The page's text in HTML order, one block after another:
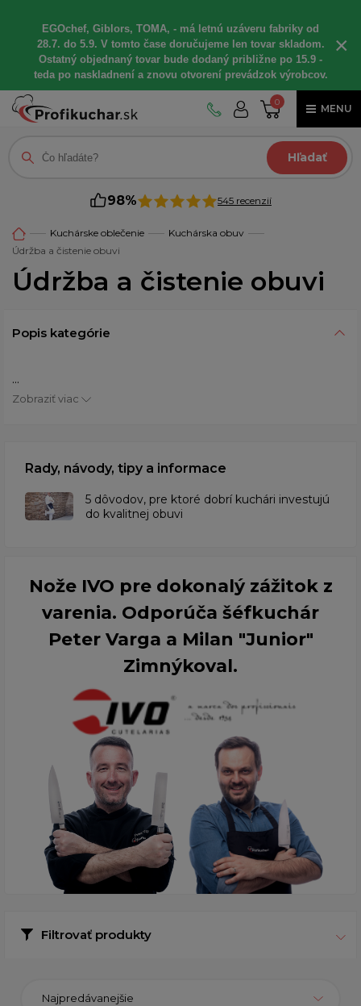
EGOchef, Giblors, TOMA, - má letnú uzáveru fabriky od
28.7. do 5.9. V tomto čase doručujeme len tovar skladom.
Ostatný objednaný tovar bude dodaný približne po 15.9 -
teda po naskladnení a znovu otvorení prevádzok výrobcov.
×
0
MENU
Hľadať
98% 545 recenzií
Kuchárske oblečenie
Kuchárska obuv
Údržba a čistenie obuvi
Údržba a čistenie obuvi
Popis kategórie
...
Zobraziť viac
Rady, návody, tipy a informace
​5 dôvodov, pre ktoré dobrí kuchári investujú
do kvalitnej obuvi
Nože IVO pre dokonalý zážitok z
varenia. Odporúča šéfkuchár
Peter Varga a Milan "Junior"
Zimnýkoval.
Filtrovať produkty
Najpredávanejšie